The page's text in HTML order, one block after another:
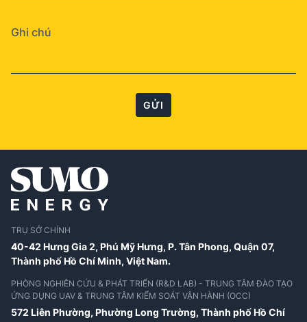
GỬI
TRỤ SỞ CHÍNH
40-42 Hưng Gia 2, Phú Mỹ Hưng, P. Tân Phong, Quận 07,
Thành phố Hồ Chí Minh, Việt Nam.
PHÒNG NGHIÊN CỨU & PHÁT TRIỂN (R&D LAB) - TRUNG TÂM ĐÀO TẠO
ỨNG DỤNG UAV & TRUNG TÂM KIỂM SOÁT VẬN HÀNH (OCC)
572 Liên Phường, Phường Long Trường, Thành phố Hồ Chí